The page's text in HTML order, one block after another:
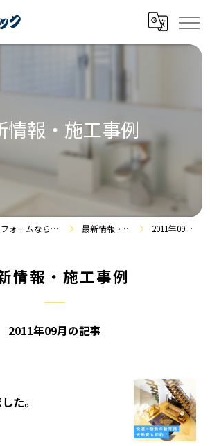
情報・施工事例
埼玉県加須市のリフォームなら株式会社エアロック 最新情報・施工事例 2011年09月の記事
情報・施工事例
2011年09月の記事
た。